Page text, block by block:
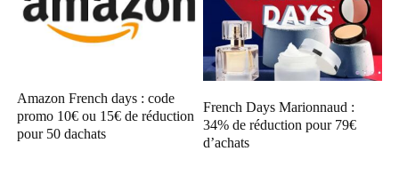
Amazon French days : code
promo 10€ ou 15€ de réduction
pour 50 dachats
French Days Marionnaud :
34% de réduction pour 79€
d’achats